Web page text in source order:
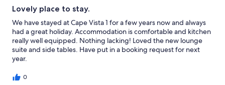
Lovely place to stay.
We have stayed at Cape Vista 1 for a few years now and always
had a great holiday. Accommodation is comfortable and kitchen
really well equipped. Nothing lacking! Loved the new lounge
suite and side tables. Have put in a booking request for next
year.
0